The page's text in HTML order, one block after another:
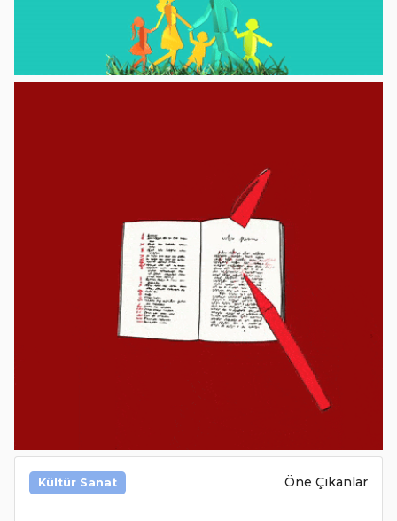
Kültür Sanat Öne Çıkanlar